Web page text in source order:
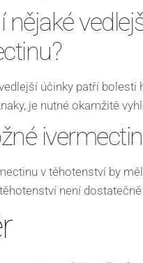
nějaké
účinky patří bolesti
je nutné okamžitě
v těhotenství by
není